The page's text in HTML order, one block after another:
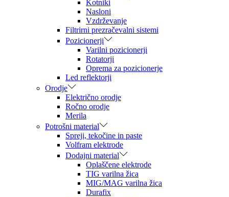
Kotniki
Nasloni
Vzdrževanje
Filtrirni prezračevalni sistemi
Pozicionerji
Varilni pozicionerji
Rotatorji
Oprema za pozicionerje
Led reflektorji
Orodje
Električno orodje
Ročno orodje
Merila
Potrošni material
Spreji, tekočine in paste
Volfram elektrode
Dodajni material
Oplaščene elektrode
TIG varilna žica
MIG/MAG varilna žica
Durafix